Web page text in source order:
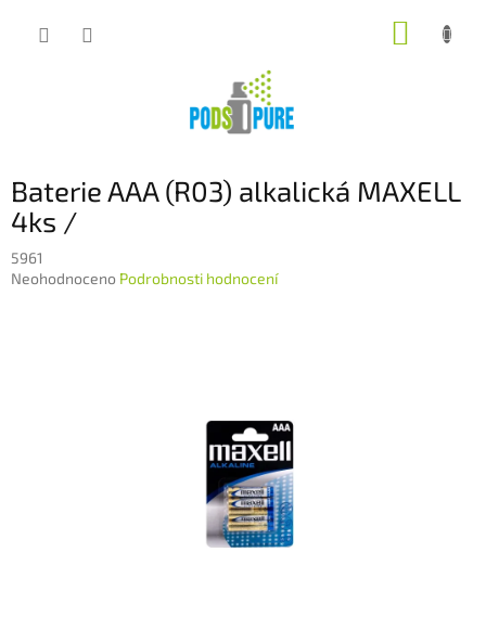
Baterie AAA (R03) alkalická MAXELL
4ks /
5961
Průměrné
Neohodnoceno Podrobnosti hodnocení